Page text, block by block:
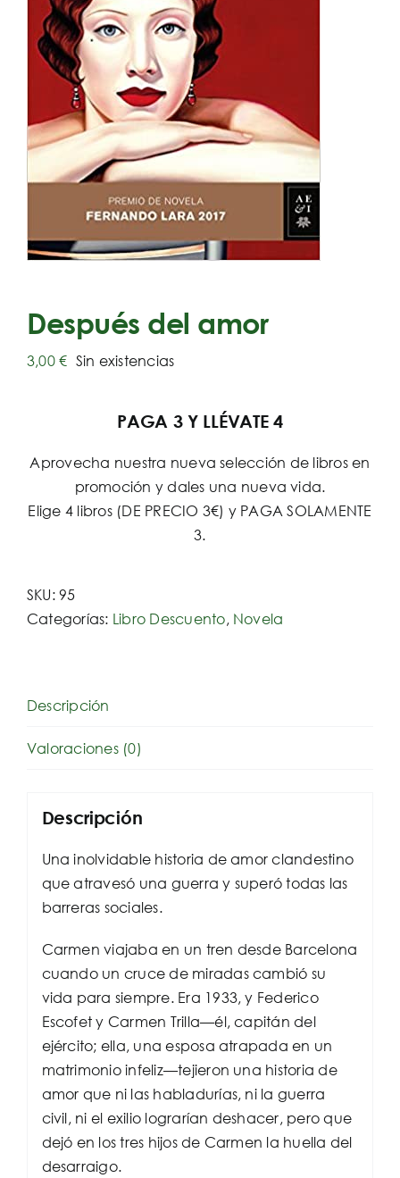
Después del amor
3,00€ Sin existencias
PAGA 3 Y LLÉVATE 4
Aprovecha nuestra nueva selección de libros en
promoción y dales una nueva vida.
Elige 4 libros (DE PRECIO 3€) y PAGA SOLAMENTE
3.
SKU:95
Categorías: Libro Descuento, Novela
Descripción
Valoraciones (0)
Descripción
Una inolvidable historia de amor clandestino
que atravesó una guerra y superó todas las
barreras sociales.
Carmen viajaba en un tren desde Barcelona
cuando un cruce de miradas cambió su
vida para siempre. Era 1933, y Federico
Escofet y Carmen Trilla—él, capitán del
ejército; ella, una esposa atrapada en un
matrimonio infeliz—tejieron una historia de
amor que ni las habladurías, ni la guerra
civil, ni el exilio lograrían deshacer, pero que
dejó en los tres hijos de Carmen la huella del
desarraigo.